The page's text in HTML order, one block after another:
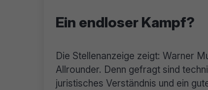
Ein endloser Kampf?
Die Stellenanzeige zeigt: Warner
Allrounder. Denn gefragt sind
juristisches Verständnis und ein